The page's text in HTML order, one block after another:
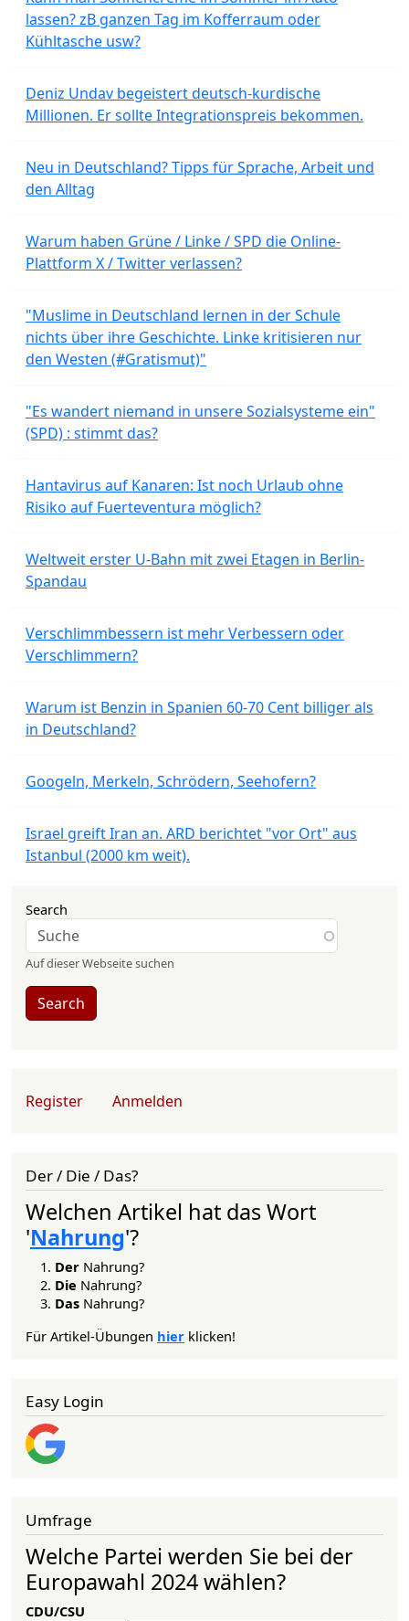
lassen? zB ganzen Tag im Kofferraum oder
Kühltasche usw?
Deniz Undav begeistert deutsch-kurdische
Millionen. Er sollte Integrationspreis bekommen.
Neu in Deutschland? Tipps für Sprache, Arbeit und
den Alltag
Warum haben Grüne / Linke / SPD die Online-
Plattform X / Twitter verlassen?
"Muslime in Deutschland lernen in der Schule
nichts über ihre Geschichte. Linke kritisieren nur
den Westen (#Gratismut)"
"Es wandert niemand in unsere Sozialsysteme ein"
(SPD) : stimmt das?
Hantavirus auf Kanaren: Ist noch Urlaub ohne
Risiko auf Fuerteventura möglich?
Weltweit erster U-Bahn mit zwei Etagen in Berlin-
Spandau
Verschlimmbessern ist mehr Verbessern oder
Verschlimmern?
Warum ist Benzin in Spanien 60-70 Cent billiger als
in Deutschland?
Googeln, Merkeln, Schrödern, Seehofern?
Israel greift Iran an. ARD berichtet "vor Ort" aus
Istanbul (2000 km weit).
Search
Auf dieser Webseite suchen
Search
User account menu
Register Anmelden
Der / Die / Das?
Welchen Artikel hat das Wort
'Nahrung'?
Der Nahrung?
Die Nahrung?
Das Nahrung?
Für Artikel-Übungen hier klicken!
Easy Login
Umfrage
Welche Partei werden Sie bei der
Europawahl 2024 wählen?
CDU/CSU